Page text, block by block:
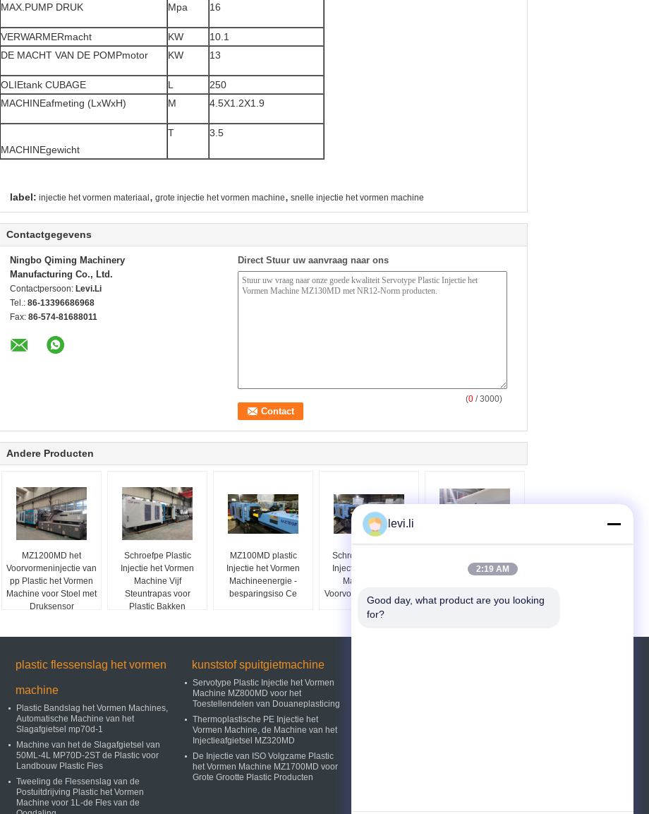
MAX.PUMP DRUK
Mpa 16
VERWARMERmacht KW
10.1
DE MACHT VAN DE POMPmotor
KW 13
OLIEtank CUBAGE L
250
MACHINEafmeting (LxWxH)
M 4.5X1.2X1.9
MACHINEgewicht
T 3.5
label: injectie het vormen materiaal , grote injectie het vormen machine, snelle injectie het vormen machine
Contactgegevens
Ningbo Qiming Machinery
Manufacturing Co., Ltd.
Contactpersoon: Levi.Li
Tel.: 86-13396686968
Fax: 86-574-81688011
Direct Stuur uw aanvraag naar ons
(0 / 3000)
Andere Producten
MZ1200MD het
Voorvormeninjectie van
pp Plastic het Vormen
Machine voor Stoel met
Druksensor
Schroefpe Plastic
Injectie het Vormen
Machine Vijf
Steuntrapas voor
Plastic Bakken
MZ100MD plastic
Injectie het Vormen
Machineenergie -
besparingsiso Ce
Schroeftype Plastic
Injectie het Vormen
Machine voor
Voorvormen MZ100MD
Injectie het Vormen
plastic flessenslag het vormen
machine
Plastic Bandslag het Vormen Machines,
Automatische Machine van het
Slagafgietsel mp70d-1
Machine van het de Slagafgietsel van
50ML-4L MP70D-2ST de Plastic voor
Landbouw Plastic Fles
Tweeling de Flessenslag van de
Postuitdrijving Plastic het Vormen
Machine voor 1L-de Fles van de
kunststof spuitgietmachine
Servotype Plastic Injectie het Vormen
Machine MZ800MD voor het
Toestellendelen van Douaneplasticing
Thermoplastische PE Injectie het
Vormen Machine, de Machine van het
Injectieafgietsel MZ320MD
De Injectie van ISO Volgzame Plastic
het Vormen Machine MZ1700MD voor
Grote Grootte Plastic Producten
levi.li
2:19 AM
Good day, what product are you looking
for?